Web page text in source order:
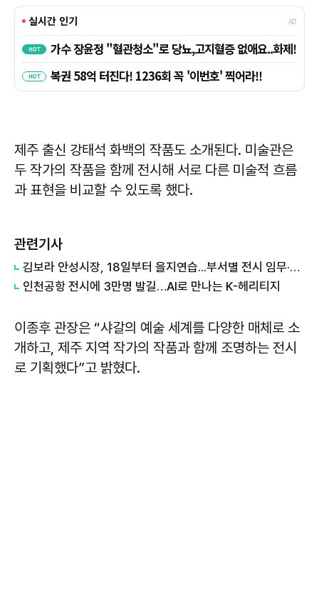
제주 출신 강태석 화백의 작품도 소개된다. 미술관은
두 작가의 작품을 함께 전시해 서로 다른 미술적 흐름
과 표현을 비교할 수 있도록 했다.
관련기사
김보라 안성시장, 18일부터 을지연습...부서별 전시 임무·대응절차 점검
인천공항 전시에 3만명 발길…AI로 만나는 K-헤리티지
이종후 관장은 “샤갈의 예술 세계를 다양한 매체로 소
개하고, 제주 지역 작가의 작품과 함께 조명하는 전시
로 기획했다”고 밝혔다.